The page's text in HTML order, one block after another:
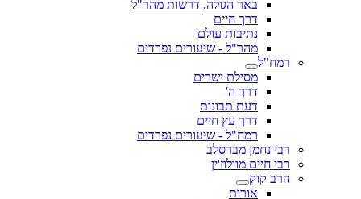
באר הגולה, דרשות מהר"ל
דרך חיים
נתיבות עולם
מהר"ל - שיעורים נפרדים
רמח"ל
מסילת ישרים
דרך ה'
דעת תבונות
דרך עץ חיים
רמח"ל - שיעורים נפרדים
רבי נחמן מברסלב
רבי חיים מוולוז'ין
הרב קוק
אורות